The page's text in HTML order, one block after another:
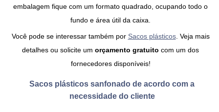
embalagem fique com um formato quadrado, ocupando todo o
fundo e área útil da caixa.
Você pode se interessar também por Sacos plásticos. Veja mais
detalhes ou solicite um orçamento gratuito com um dos
fornecedores disponíveis!
Sacos plásticos sanfonado de acordo com a
necessidade do cliente